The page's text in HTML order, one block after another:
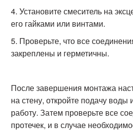
Установите смеситель на
его гайками или винтами.
Проверьте, что все
закреплены и герметичны.
После завершения монтажа
на стену, откройте подачу воды
работу. Затем проверьте все
протечек, и в случае